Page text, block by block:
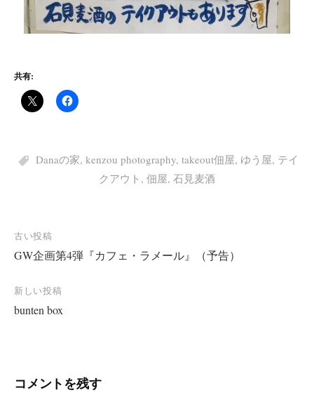
共有:
Danaの家, kenzou photography, takeout佃屋, ゆう屋, テイ
クアウト , 佃屋, 石見麦酒
投
稿
ナ
ビ
ョ
古い投稿
GW企画第4弾『カフェ・ラメール』（予告）
新しい投稿
bunten box
コメントを残す